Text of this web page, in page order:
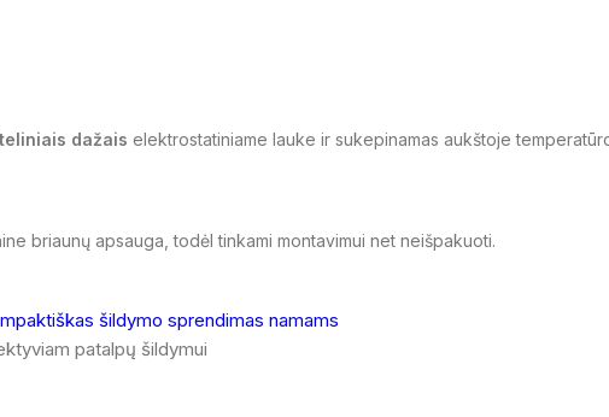
dažais elektrostatiniame lauke ir sukepinamas aukštoje
briaunų apsauga, todėl tinkami montavimui net neišpakuoti.
patalpų šildymui